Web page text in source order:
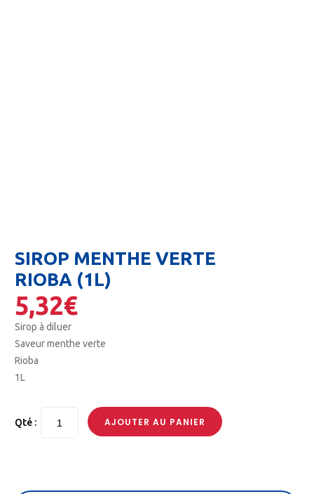
SIROP MENTHE VERTE
RIOBA (1L)
5,32€
Sirop à diluer
Saveur menthe verte
Rioba
1L
Qté : AJOUTER AU PANIER